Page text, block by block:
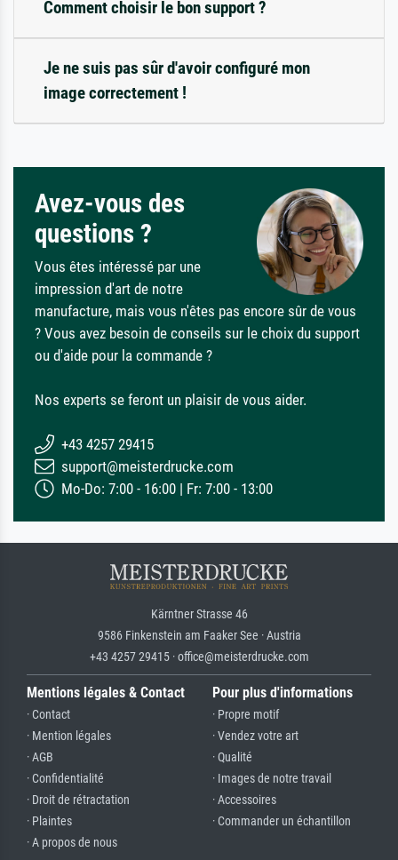
Comment choisir le bon support ?
Je ne suis pas sûr d'avoir configuré mon
image correctement !
Avez-vous des
questions ?
Vous êtes intéressé par une
impression d'art de notre
manufacture, mais vous n'êtes pas encore sûr de vous
? Vous avez besoin de conseils sur le choix du support
ou d'aide pour la commande ?
Nos experts se feront un plaisir de vous aider.
+43 4257 29415
support@meisterdrucke.com
Mo-Do: 7:00 - 16:00 | Fr: 7:00 - 13:00
Kärntner Strasse 46
9586 Finkenstein am Faaker See · Austria
+43 4257 29415 · office@meisterdrucke.com
Mentions légales & Contact
· Contact
· Mention légales
· AGB
· Confidentialité
· Droit de rétractation
· Plaintes
· A propos de nous
Pour plus d'informations
· Propre motif
· Vendez votre art
· Qualité
· Images de notre travail
· Accessoires
· Commander un échantillon